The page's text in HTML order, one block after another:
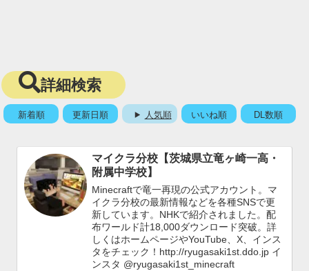
詳細検索
新着順 更新日順 人気順 いいね順 DL数順
マイクラ分校【茨城県立竜ヶ崎一高・
附属中学校】
Minecraftで竜一再現の公式アカウント。マ
イクラ分校の最新情報などを各種SNSで更
新しています。NHKで紹介されました。配
布ワールド計18,000ダウンロード突破。詳
しくはホームページやYouTube、X、インス
タをチェック！http://ryugasaki1st.ddo.jp イ
ンスタ @ryugasaki1st_minecraft